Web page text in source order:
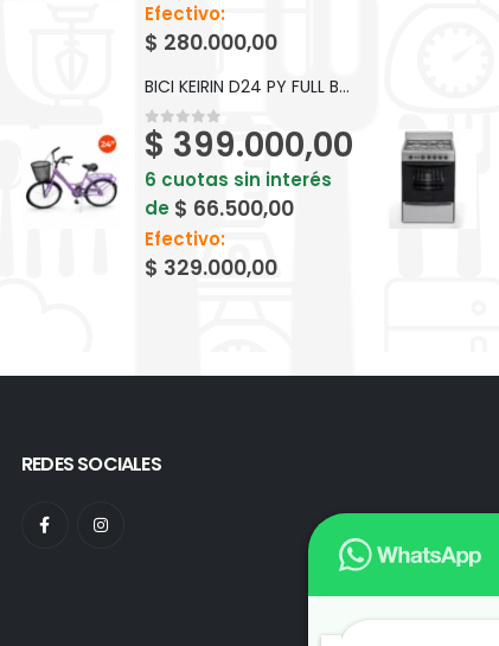
Efectivo:
$ 280.000,00
BICI KEIRIN D24 PY FULL BP24F
0out of 5
$ 399.000,00
6 cuotas sin interés
de $ 66.500,00
Efectivo:
$ 329.000,00
REDES SOCIALES